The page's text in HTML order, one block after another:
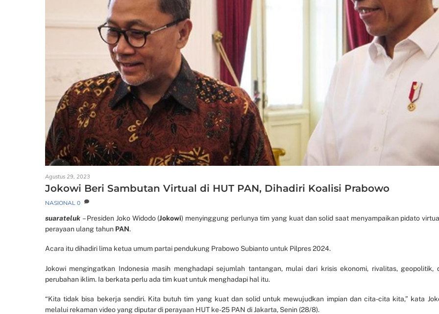
Agustus 29, 2023
Jokowi Beri Sambutan Virtual di HUT PAN, Dihadiri Koalisi Prabowo
NASIONAL 0
suarateluk – Presiden Joko Widodo (Jokowi) menyinggung perlunya tim yang kuat dan solid saat menyampaikan pidato
perayaan ulang tahun PAN.
Acara itu dihadiri lima ketua umum partai pendukung Prabowo Subianto untuk Pilpres 2024.
Jokowi mengingatkan Indonesia masih menghadapi sejumlah tantangan, mulai dari krisis ekonomi, rivalitas, geopolitik,
perubahan iklim. Ia berkata perlu ada tim kuat untuk menghadapi hal itu.
“Kita tidak bisa bekerja sendiri. Kita butuh tim yang kuat dan solid untuk mewujudkan impian dan cita-cita kita,” kata
melalui rekaman video yang diputar di perayaan HUT ke-25 PAN di Jakarta, Senin (28/8).